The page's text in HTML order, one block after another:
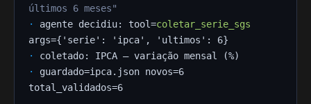
últimos 6 meses"
·
agente decidiu: tool=coletar_serie_sgs
args={'serie': 'ipca', 'ultimos': 6}
·
coletado: IPCA — variação mensal (%)
·
guardado=ipca.json novos=6
total_validados=6